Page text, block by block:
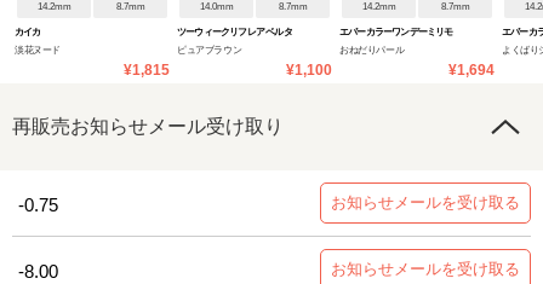
14.2mm 8.7mm
カイカ
淡花ヌード
¥1,815
14.0mm 8.7mm
ツーウィークリフレア ベルタ
ピュアブラウン
¥1,100
14.2mm 8.7mm
エバーカラーワンデーミリモ
おねだりパール
¥1,694
エバーカ
ア
よくばり
再販売お知らせメール受け取り
-0.75 お知らせメールを受け取る
-8.00 お知らせメールを受け取る